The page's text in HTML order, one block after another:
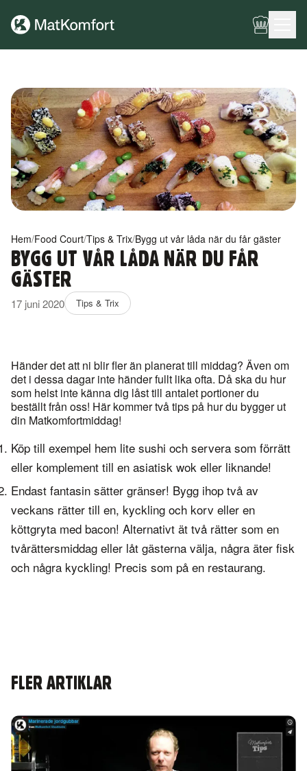
Hem/Food Court/Tips & Trix/Bygg ut vår låda när du får gäster
BYGG UT VÅR LÅDA NÄR DU FÅR
GÄSTER
17 juni 2020 Tips & Trix
Händer det att ni blir fler än planerat till middag? Även om
det i dessa dagar inte händer fullt lika ofta. Då ska du hur
som helst inte känna dig låst till antalet portioner du
beställt från oss! Här kommer två tips på hur du bygger ut
din Matkomfortmiddag!
Köp till exempel hem lite sushi och servera som förrätt
eller komplement till en asiatisk wok eller liknande!
Endast fantasin sätter gränser! Bygg ihop två av
veckans rätter till en, kyckling och korv eller en
köttgryta med bacon! Alternativt ät två rätter som en
tvårättersmiddag eller låt gästerna välja, några äter fisk
och några kyckling! Precis som på en restaurang.
FLER ARTIKLAR